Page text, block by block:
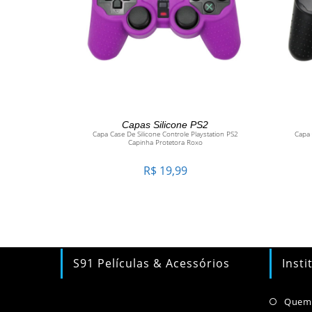
ADICIONAR AO CARRINHO
Capas Silicone PS2
Capa Case De Silicone Controle Playstation PS2
Capinha Protetora Roxo
R$ 19,99
S91 Películas & Acessórios